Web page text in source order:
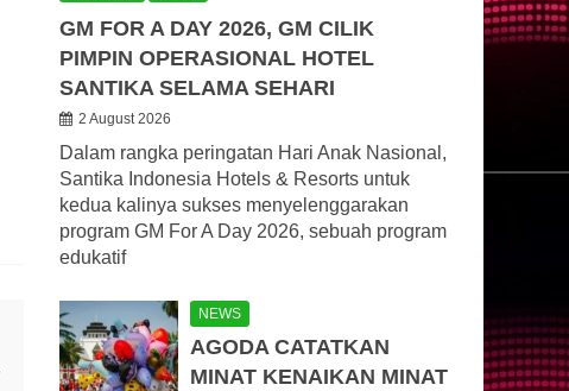
GM FOR A DAY 2026, GM CILIK
PIMPIN OPERASIONAL HOTEL
SANTIKA SELAMA SEHARI
2 August 2026
Dalam rangka peringatan Hari Anak Nasional,
Santika Indonesia Hotels & Resorts untuk
kedua kalinya sukses menyelenggarakan
program GM For A Day 2026, sebuah program
edukatif
NEWS
AGODA CATATKAN
MINAT KENAIKAN MINAT